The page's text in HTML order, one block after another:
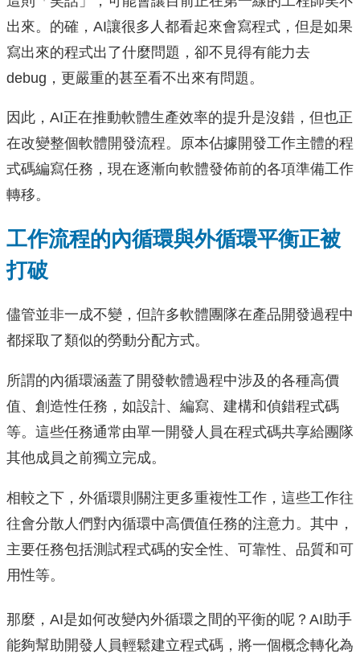
出來。的確，AI讓很多人都看起來會寫程式，但是如果
寫出來的程式出了什麼問題，卻不見得有能力去
debug，更嚴重的甚至看不出來有問題。
因此，AI正在推動軟體生產效率的提升是沒錯，但也正
在改變整個軟體開發流程。原本佔據開發工作主體的程
式碼編寫任務，現在逐漸向軟體發佈前的各項準備工作
轉移。
工作流程的內循環與外循環平衡正被
打破
儘管並非一成不變，但許多軟體團隊在產品開發過程中
都採取了類似的勞動分配方式。
所謂的內循環涵蓋了開發軟體過程中涉及的各種高價
值、創造性任務，如設計、編寫、建構和偵錯程式碼
等。這些任務通常由單一開發人員在程式碼共享給團隊
其他成員之前獨立完成。
相較之下，外循環則關注更多重複性工作，這些工作往
往會分散人們對內循環中高價值任務的注意力。其中，
主要任務包括測試程式碼的安全性、可靠性、品質和可
用性等。
那麼，AI是如何改變內外循環之間的平衡的呢？AI助手
能夠幫助開發人員輕鬆建立程式碼，將一個概念轉化為